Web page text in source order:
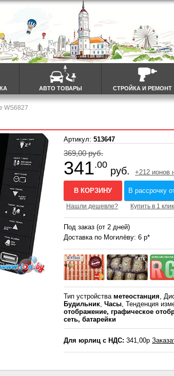
АВТО ТОВАРЫ СТРОЙКА И РЕМОНТ
WS6827
Артикул:513647
369,00 руб.
341.00
руб. +212 ионов
В КОРЗИНУ В рассрочку
Нашли дешевле? Купить в 1 клик
Под заказ (от 2 дней)
Доставка по Могилёву: 6 р*
Тип устройстваметеостанция,
Будильник,Часы, Тенденция
отображение, графическое
сеть, батарейки
Для юрлиц с НДС: 341,00р